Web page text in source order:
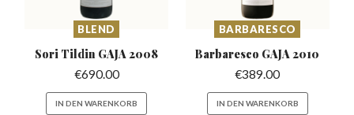
BLEND
Sori Tildin GAJA 2008
€690.00
IN DEN WARENKORB
BARBARESCO
Barbaresco GAJA 2010
€389.00
IN DEN WARENKORB